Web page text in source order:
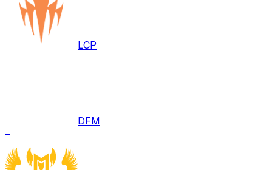
LCP
DFM
–